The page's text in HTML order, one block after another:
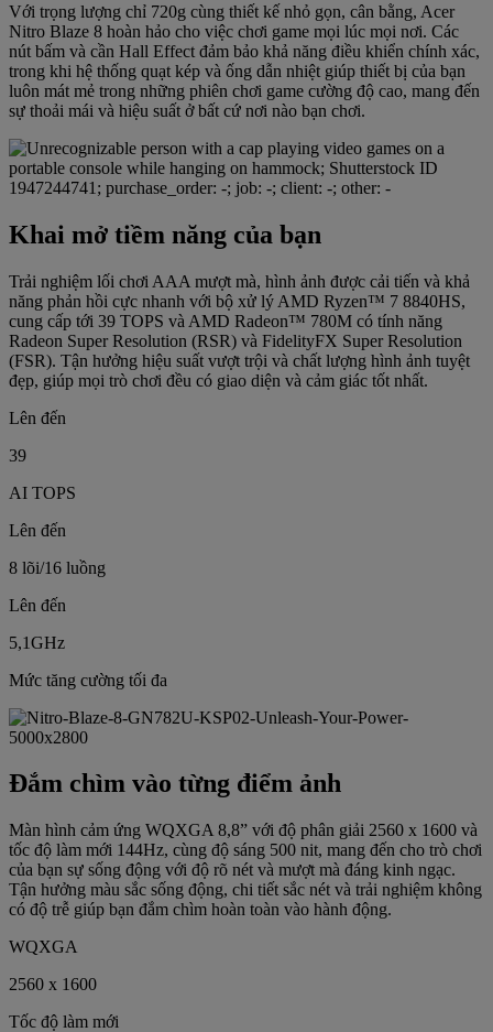
Với trọng lượng chỉ 720g cùng thiết kế nhỏ gọn, cân bằng, Acer
Nitro Blaze 8 hoàn hảo cho việc chơi game mọi lúc mọi nơi. Các
nút bấm và cần Hall Effect đảm bảo khả năng điều khiển chính xác,
trong khi hệ thống quạt kép và ống dẫn nhiệt giúp thiết bị của bạn
luôn mát mẻ trong những phiên chơi game cường độ cao, mang đến
sự thoải mái và hiệu suất ở bất cứ nơi nào bạn chơi.
Khai mở tiềm năng của bạn
Trải nghiệm lối chơi AAA mượt mà, hình ảnh được cải tiến và khả
năng phản hồi cực nhanh với bộ xử lý AMD Ryzen™ 7 8840HS,
cung cấp tới 39 TOPS và AMD Radeon™ 780M có tính năng
Radeon Super Resolution (RSR) và FidelityFX Super Resolution
(FSR). Tận hưởng hiệu suất vượt trội và chất lượng hình ảnh tuyệt
đẹp, giúp mọi trò chơi đều có giao diện và cảm giác tốt nhất.
Lên đến
39
AI TOPS
Lên đến
8 lõi/16 luồng
Lên đến
5,1GHz
Mức tăng cường tối đa
Đắm chìm vào từng điểm ảnh
Màn hình cảm ứng WQXGA 8,8” với độ phân giải 2560 x 1600 và
tốc độ làm mới 144Hz, cùng độ sáng 500 nit, mang đến cho trò chơi
của bạn sự sống động với độ rõ nét và mượt mà đáng kinh ngạc.
Tận hưởng màu sắc sống động, chi tiết sắc nét và trải nghiệm không
có độ trễ giúp bạn đắm chìm hoàn toàn vào hành động.
WQXGA
2560 x 1600
Tốc độ làm mới